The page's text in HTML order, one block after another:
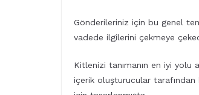
Gönderileriniz için bu genel
vadede ilgilerini çekmeye
Kitlenizi tanımanın en iyi
içerik oluşturucular tarafından